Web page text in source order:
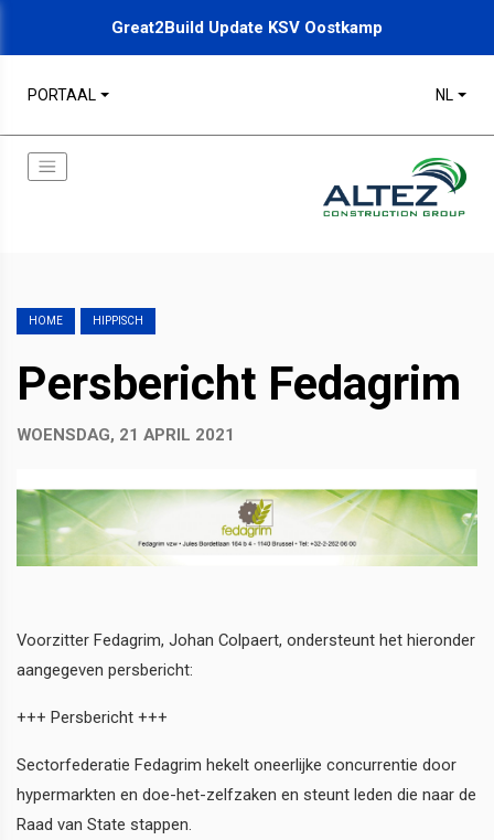
Great2Build Update KSV Oostkamp
PORTAAL NL
HOME HIPPISCH
Persbericht Fedagrim
WOENSDAG, 21 APRIL 2021
Voorzitter Fedagrim, Johan Colpaert, ondersteunt het hieronder
aangegeven persbericht:
+++ Persbericht +++
Sectorfederatie Fedagrim hekelt oneerlijke concurrentie door
hypermarkten en doe-het-zelfzaken en steunt leden die naar de
Raad van State stappen.